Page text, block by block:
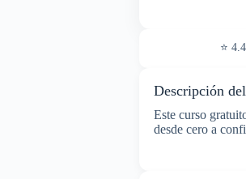
⭐
Descripción
Este curso
desde cero a